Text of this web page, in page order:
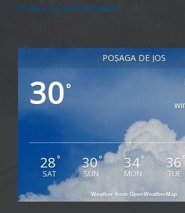
Politica de confidentialitate
POȘAGA DE JOS
30°
28°
SAT
30°
SUN
34°
MON
36 °
TUE
Weather from OpenWeatherMap